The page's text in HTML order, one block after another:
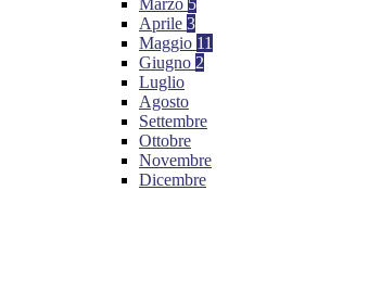
Marzo 5
Aprile 3
Maggio 11
Giugno 2
Luglio
Agosto
Settembre
Ottobre
Novembre
Dicembre